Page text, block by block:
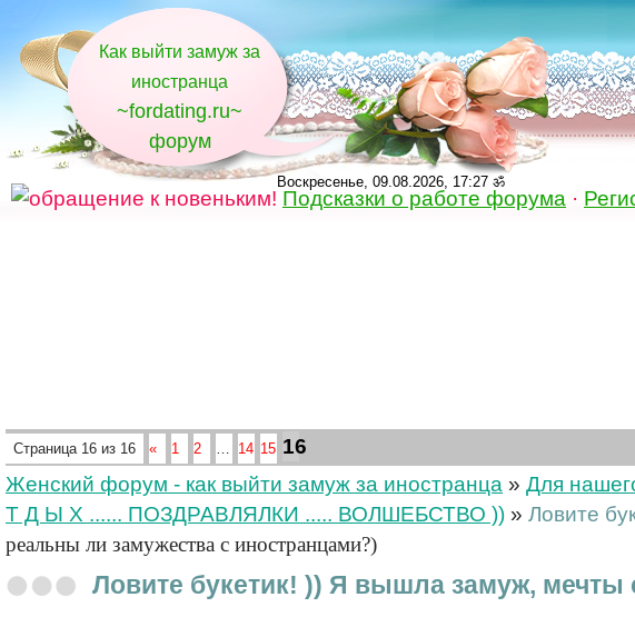
Как выйти замуж за
иностранца
~fordating.ru~
форум
Воскресенье, 09.08.2026, 17:27 ॐ
Подсказки о работе форума ·
Страница 16 из 16 « 1 2 … 14 15 16
Женский форум - как выйти замуж за иностранца » Для
Т Д Ы Х ...... ПОЗДРАВЛЯЛКИ ..... ВОЛШЕБСТВО )) » Ловите
реальны ли замужества с иностранцами?)
Ловите букетик! )) Я вышла замуж, мечты